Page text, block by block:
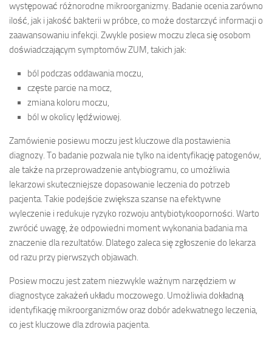
występować różnorodne mikroorganizmy. Badanie ocenia zarówno
ilość, jak i jakość bakterii w próbce, co może dostarczyć informacji o
zaawansowaniu infekcji. Zwykle posiew moczu zleca się osobom
doświadczającym symptomów ZUM, takich jak:
ból podczas oddawania moczu,
częste parcie na mocz,
zmiana koloru moczu,
ból w okolicy lędźwiowej.
Zamówienie posiewu moczu jest kluczowe dla postawienia
diagnozy. To badanie pozwala nie tylko na identyfikację patogenów,
ale także na przeprowadzenie antybiogramu, co umożliwia
lekarzowi skuteczniejsze dopasowanie leczenia do potrzeb
pacjenta. Takie podejście zwiększa szanse na efektywne
wyleczenie i redukuje ryzyko rozwoju antybiotykooporności. Warto
zwrócić uwagę, że odpowiedni moment wykonania badania ma
znaczenie dla rezultatów. Dlatego zaleca się zgłoszenie do lekarza
od razu przy pierwszych objawach.
Posiew moczu jest zatem niezwykle ważnym narzędziem w
diagnostyce zakażeń układu moczowego. Umożliwia dokładną
identyfikację mikroorganizmów oraz dobór adekwatnego leczenia,
co jest kluczowe dla zdrowia pacjenta.